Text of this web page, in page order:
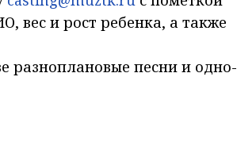
вес и рост ребенка, а также
разноплановые песни и одно-